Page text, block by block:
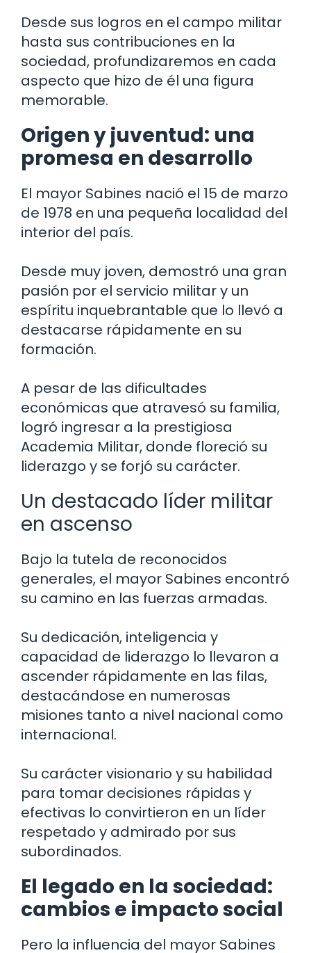
Desde sus logros en el campo militar
hasta sus contribuciones en la
sociedad, profundizaremos en cada
aspecto que hizo de él una figura
memorable.
Origen y juventud: una
promesa en desarrollo
El mayor Sabines nació el 15 de marzo
de 1978 en una pequeña localidad del
interior del país.
Desde muy joven, demostró una gran
pasión por el servicio militar y un
espíritu inquebrantable que lo llevó a
destacarse rápidamente en su
formación.
A pesar de las dificultades
económicas que atravesó su familia,
logró ingresar a la prestigiosa
Academia Militar, donde floreció su
liderazgo y se forjó su carácter.
Un destacado líder militar
en ascenso
Bajo la tutela de reconocidos
generales, el mayor Sabines encontró
su camino en las fuerzas armadas.
Su dedicación, inteligencia y
capacidad de liderazgo lo llevaron a
ascender rápidamente en las filas,
destacándose en numerosas
misiones tanto a nivel nacional como
internacional.
Su carácter visionario y su habilidad
para tomar decisiones rápidas y
efectivas lo convirtieron en un líder
respetado y admirado por sus
subordinados.
El legado en la sociedad:
cambios e impacto social
Pero la influencia del mayor Sabines